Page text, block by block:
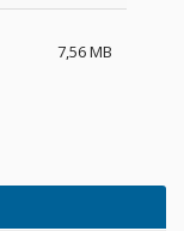
7,56 MB